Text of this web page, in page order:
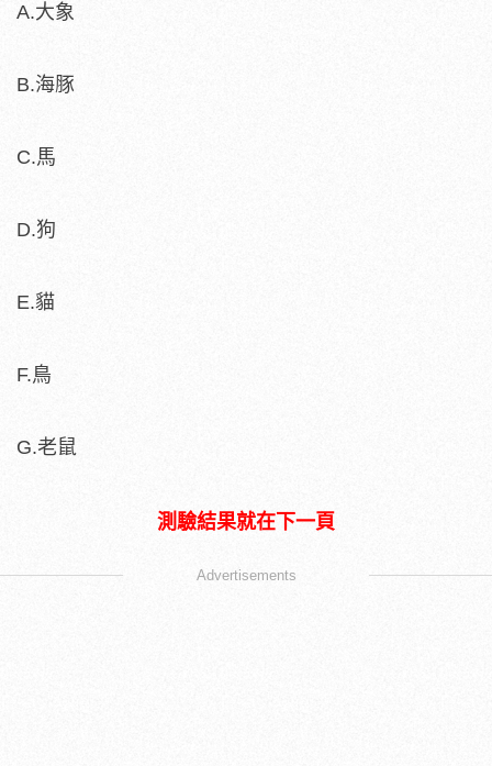
A.大象
B.海豚
C.馬
D.狗
E.貓
F.鳥
G.老鼠
測驗結果就在下一頁
Advertisements